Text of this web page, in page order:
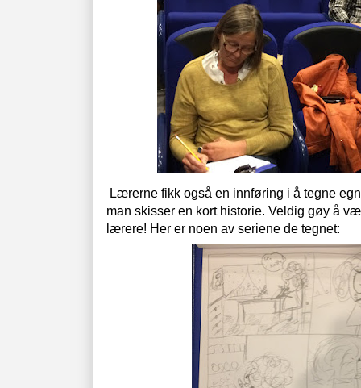
Lærerne fikk også en innføring i å tegne
man skisser en kort historie. Veldig gøy å
lærere! Her er noen av seriene de tegnet: